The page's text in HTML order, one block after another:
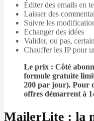
Éditer des emails en
Laisser des
Suivre les
Echanger des idées
Valider, ou pas,
Chauffer les IP pour
Le prix : Côté
formule gratuite
200 par jour). Pour
offres démarrent à
MailerLite : la